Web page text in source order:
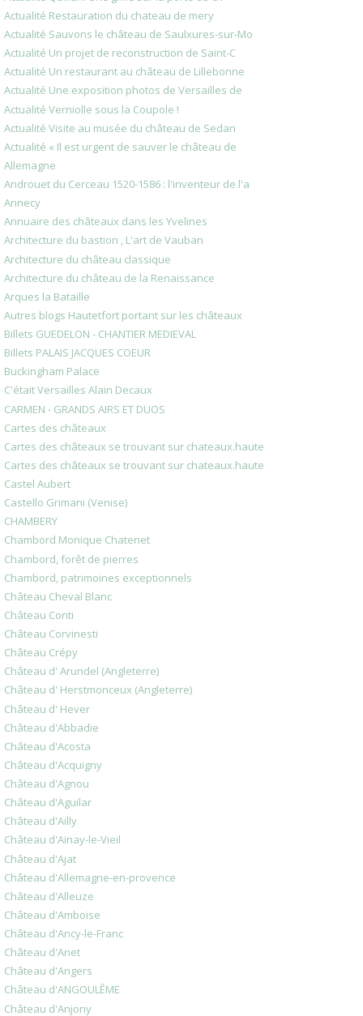
Actualité Restauration du chateau de mery
Actualité Sauvons le château de Saulxures-sur-Mo
Actualité Un projet de reconstruction de Saint-C
Actualité Un restaurant au château de Lillebonne
Actualité Une exposition photos de Versailles de
Actualité Verniolle sous la Coupole !
Actualité Visite au musée du château de Sedan
Actualité « Il est urgent de sauver le château de
Allemagne
Androuet du Cerceau 1520-1586 : l'inventeur de l'a
Annecy
Annuaire des châteaux dans les Yvelines
Architecture du bastion , L'art de Vauban
Architecture du château classique
Architecture du château de la Renaissance
Arques la Bataille
Autres blogs Hautetfort portant sur les châteaux
Billets GUEDELON - CHANTIER MEDIEVAL
Billets PALAIS JACQUES COEUR
Buckingham Palace
C'était Versailles Alain Decaux
CARMEN - GRANDS AIRS ET DUOS
Cartes des châteaux
Cartes des châteaux se trouvant sur chateaux.haute
Cartes des châteaux se trouvant sur chateaux.haute
Castel Aubert
Castello Grimani (Venise)
CHAMBERY
Chambord Monique Chatenet
Chambord, forêt de pierres
Chambord, patrimoines exceptionnels
Château Cheval Blanc
Château Conti
Château Corvinesti
Château Crépy
Château d' Arundel (Angleterre)
Château d' Herstmonceux (Angleterre)
Château d' Hever
Château d'Abbadie
Château d'Acosta
Château d'Acquigny
Château d'Agnou
Château d'Aguilar
Château d'Ailly
Château d'Ainay-le-Vieil
Château d'Ajat
Château d'Allemagne-en-provence
Château d'Alleuze
Château d'Amboise
Château d'Ancy-le-Franc
Château d'Anet
Château d'Angers
Château d'ANGOULÊME
Château d'Anjony